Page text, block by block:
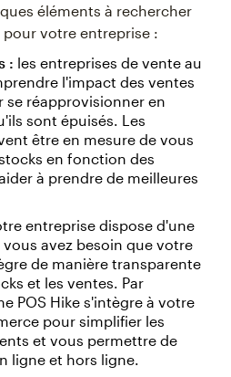
éléments à rechercher
pour votre entreprise :
: les entreprises de vente au
l'impact des ventes
se réapprovisionner en
sont épuisés. Les
être en mesure de vous
en fonction des
à prendre de meilleures
entreprise dispose d'une
avez besoin que votre
de manière transparente
et les ventes. Par
POS Hike s'intègre à votre
pour simplifier les
et vous permettre de
ligne et hors ligne.